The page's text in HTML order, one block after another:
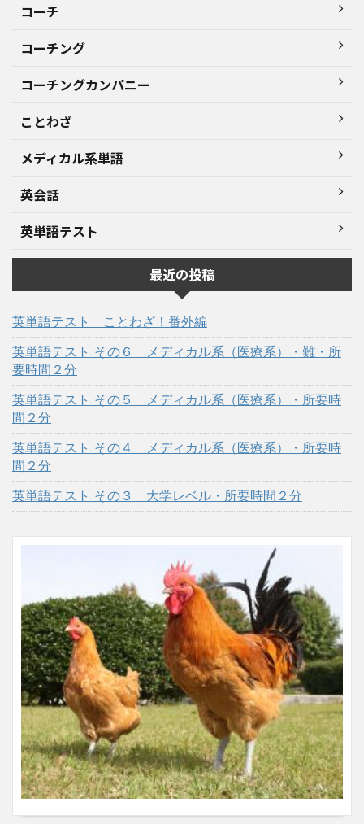
コーチ
コーチング
コーチングカンパニー
ことわざ
メディカル系単語
英会話
英単語テスト
最近の投稿
英単語テスト ことわざ！番外編
英単語テスト その６ メディカル系（医療系）・難・所
要時間２分
英単語テスト その５ メディカル系（医療系）・所要時
間２分
英単語テスト その４ メディカル系（医療系）・所要時
間２分
英単語テスト その３ 大学レベル・所要時間２分